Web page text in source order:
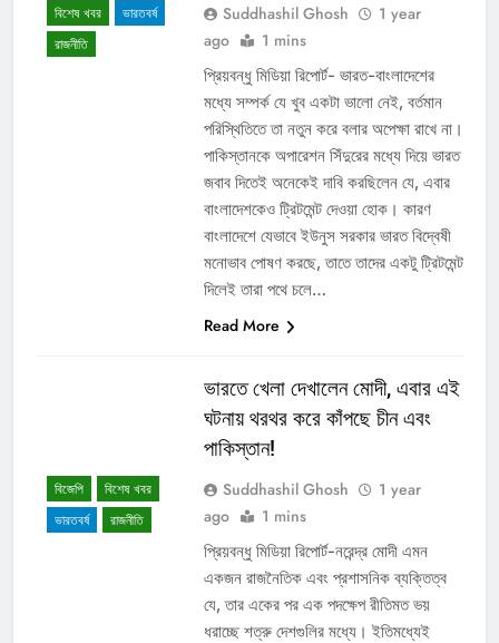
বিশেষ খবর
ভারতবর্ষ
রাজনীতি
Suddhashil Ghosh
1 year
ago
1 mins
প্রিয়বন্ধু মিডিয়া রিপোর্ট- ভারত-বাংলাদেশের
মধ্যে সম্পর্ক যে খুব একটা ভালো নেই, বর্তমান
পরিস্থিতিতে তা নতুন করে বলার অপেক্ষা রাখে না।
পাকিস্তানকে অপারেশন সিঁদুরের মধ্যে দিয়ে ভারত
জবাব দিতেই অনেকেই দাবি করছিলেন যে, এবার
বাংলাদেশকেও ট্রিটমেন্ট দেওয়া হোক। কারণ
বাংলাদেশে যেভাবে ইউনুস সরকার ভারত বিদ্বেষী
মনোভাব পোষণ করছে, তাতে তাদের একটু ট্রিটমেন্ট
দিলেই তারা পথে চলে…
Read More
বিজেপি
বিশেষ খবর
ভারতবর্ষ
রাজনীতি
ভারতে খেলা দেখালেন মোদী, এবার এই
ঘটনায় থরথর করে কাঁপছে চীন এবং
পাকিস্তান!
Suddhashil Ghosh
1 year
ago
1 mins
প্রিয়বন্ধু মিডিয়া রিপোর্ট-নরেন্দ্র মোদী এমন
একজন রাজনৈতিক এবং প্রশাসনিক ব্যক্তিত্ব
যে, তার একের পর এক পদক্ষেপ রীতিমত ভয়
ধরাচ্ছে শত্রু দেশগুলির মধ্যে। ইতিমধ্যেই